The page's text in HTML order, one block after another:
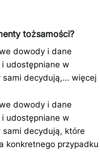
tożsamości?
dowody i dane
i udostępniane w
sami decydują,… więcej
dowody i dane
i udostępniane w
decydują, które
konkretnego przypadku